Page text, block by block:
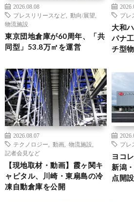
2026.08.08
プレスリリースなど
動向/展望
物流施設
東京団地倉庫が60周年、「共
同型」53.8万㎡を運営
プレ
大和
パナ
チ型
2026.08.07
テクノロジー
動画 物流施設
記者会見など
【現地取材・動画】霞ヶ関キ
ャピタル、川崎・東扇島の冷
凍自動倉庫を公開
プレ
ヨコ
新潟
点開設